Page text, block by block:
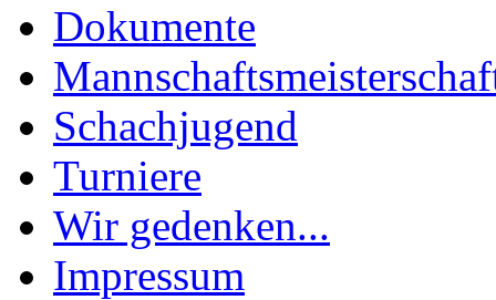
Dokumente
Schachjugend
Turniere
Wir gedenken...
Impressum